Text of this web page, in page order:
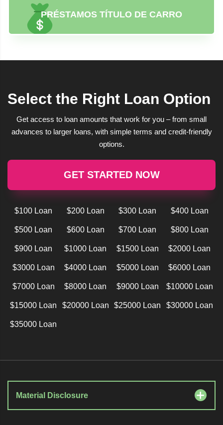
PRÉSTAMOS TÍTULO DE CARRO
Select the Right Loan Option
Get access to loan amounts that work for you – from small
advances to larger loans, with simple terms and credit-friendly
options.
GET STARTED NOW
$100 Loan $200 Loan $300 Loan $400 Loan
$500 Loan $600 Loan $700 Loan $800 Loan
$900 Loan $1000 Loan $1500 Loan $2000 Loan
$3000 Loan $4000 Loan $5000 Loan $6000 Loan
$7000 Loan $8000 Loan $9000 Loan $10000 Loan
$15000 Loan $20000 Loan $25000 Loan $30000 Loan
$35000 Loan
Material Disclosure